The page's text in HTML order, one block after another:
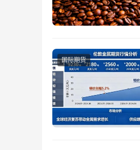
国际期货